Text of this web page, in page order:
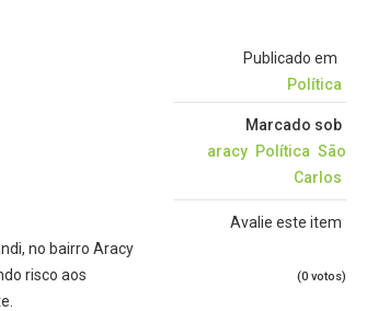
Publicado em
Política
Marcado sob
aracy Política São
Carlos
Avalie este item
(0 votos)
no bairro Aracy
risco aos